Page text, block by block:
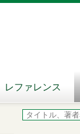
レファレンス